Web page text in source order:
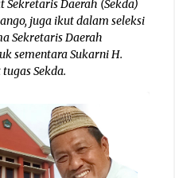
Sekretaris Daerah (Sekda)
juga ikut dalam seleksi
Sekretaris Daerah
sementara Sukarni H.
Sekda.